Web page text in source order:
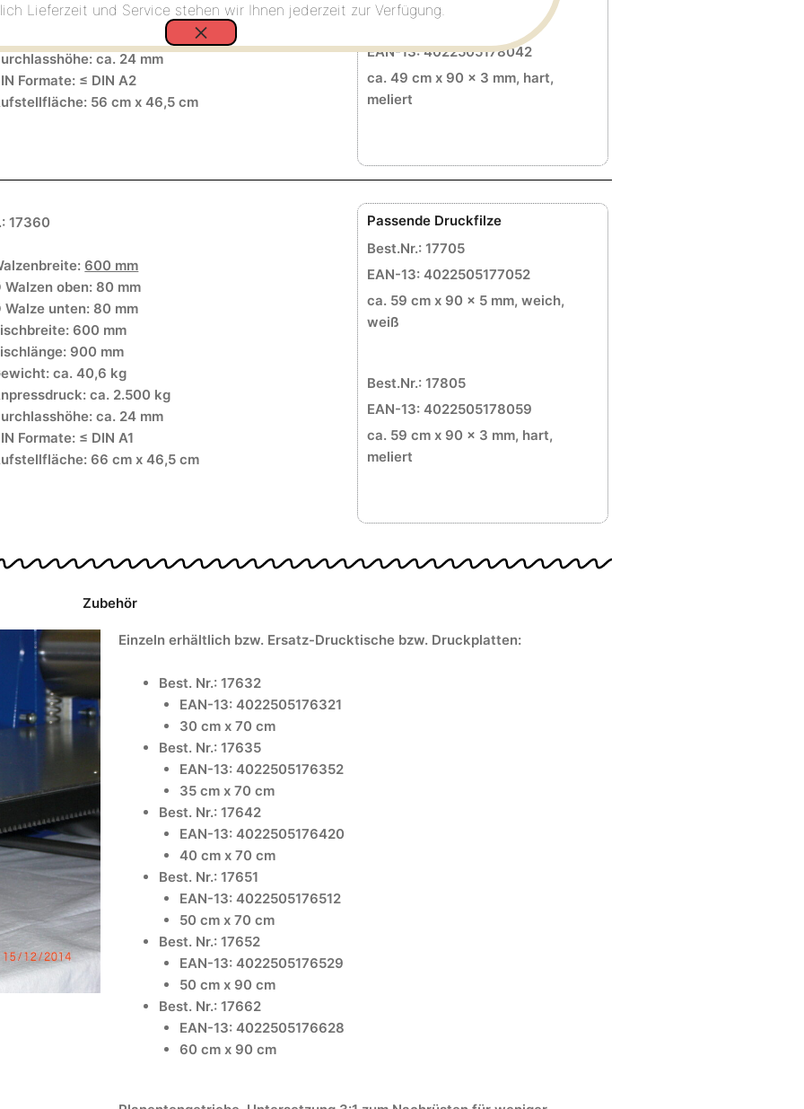
ca. 34,1 kg
Anpressdruck: ca. 2.500 kg
ca. 24 mm
Formate: ≤ DIN A2
56 cm x 46,5 cm
EAN-13: 4022505178042
ca. 49 cm x 90 x 3 mm, hart,
meliert
17360
600 mm
Walzen oben: 80 mm
Walze unten: 80 mm
600 mm
900 mm
ca. 40,6 kg
ca. 2.500 kg
ca. 24 mm
Formate: ≤ DIN A1
66 cm x 46,5 cm
Passende Druckfilze
Best.Nr.: 17705
EAN-13: 4022505177052
ca. 59 cm x 90 x 5 mm, weich,
weiß
Best.Nr.: 17805
EAN-13: 4022505178059
ca. 59 cm x 90 x 3 mm, hart,
meliert
Zubehör
Einzeln erhältlich bzw. Ersatz-Drucktische bzw. Druckplatten:
Best. Nr.: 17632
EAN-13: 4022505176321
30 cm x 70 cm
Best. Nr.: 17635
EAN-13: 4022505176352
35 cm x 70 cm
Best. Nr.: 17642
EAN-13: 4022505176420
40 cm x 70 cm
Best. Nr.: 17651
EAN-13: 4022505176512
50 cm x 70 cm
Best. Nr.: 17652
EAN-13: 4022505176529
50 cm x 90 cm
Best. Nr.: 17662
EAN-13: 4022505176628
60 cm x 90 cm
Lieferzeit und Service stehen wir Ihnen jederzeit zur Verfügung.
×